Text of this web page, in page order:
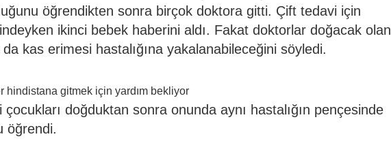
öğrendikten sonra birçok doktora gitti. Çift tedavi için
ikinci bebek haberini aldı. Fakat doktorlar doğacak olan
kas erimesi hastalığına yakalanabileceğini söyledi.
çocukları doğduktan sonra onunda aynı hastalığın pençesinde
öğrendi.